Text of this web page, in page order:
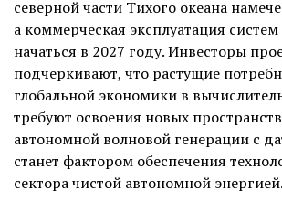
северной части Тихого океана
а коммерческая эксплуатация
начаться в 2027 году. Инвесторы
подчеркивают, что растущие
глобальной экономики в
требуют освоения новых
автономной волновой генерации с
станет фактором обеспечения
сектора чистой автономной энергией.